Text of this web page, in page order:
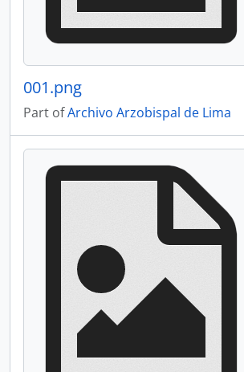
001.png
Part ofArchivo Arzobispal de Lima